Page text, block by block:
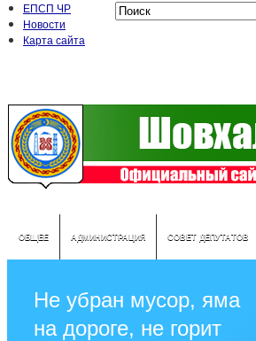
ЕПСП ЧР
Новости
Карта сайта
ОБЩЕЕ АДМИНИСТРАЦИЯ СОВЕТ ДЕПУТАТОВ
Не убран мусор, яма
на дороге, не горит